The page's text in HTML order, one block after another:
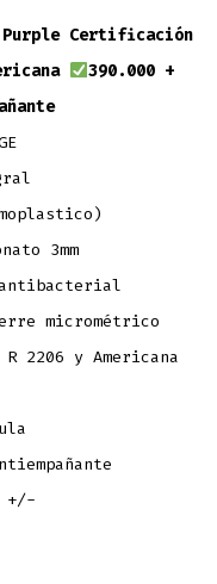
Purple Certificación
390.000 +
3mm
micrométrico
R 2206 y Americana
+/-